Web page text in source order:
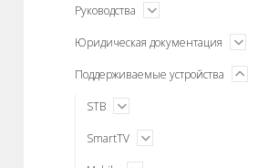
Руководства
открыть
меню
Юридическая документация
открыть
меню
Поддерживаемые устройства
открыть
STB
открыть
меню
SmartTV
открыть
меню